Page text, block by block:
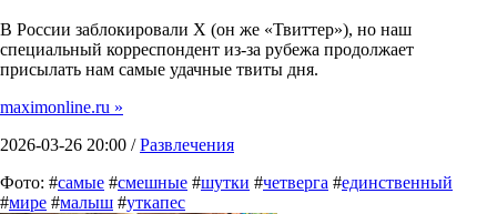
В России заблокировали X (он же «Твиттер»), но наш
специальный корреспондент из-за рубежа продолжает
присылать нам самые удачные твиты дня.
maximonline.ru »
2026-03-26 20:00 /Развлечения
Фото: #самые #смешные #шутки #четверга #единственный
#мире #малыш #уткапес